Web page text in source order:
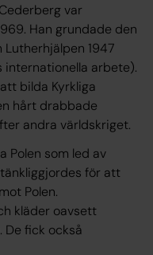
var
Han grundade den
1947
internationella arbete).
bilda Kyrkliga
hårt drabbade
andra världskriget.
Polen som led av
för att
Polen.
kläder oavsett
De fick också